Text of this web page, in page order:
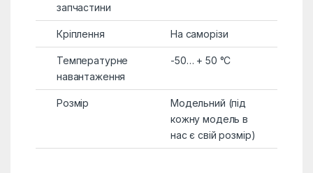
запчастини
Кріплення На саморізи
Температурне
навантаження
-50… + 50 °C
Розмір
Модельний (під
кожну модель в
нас є свій розмір)